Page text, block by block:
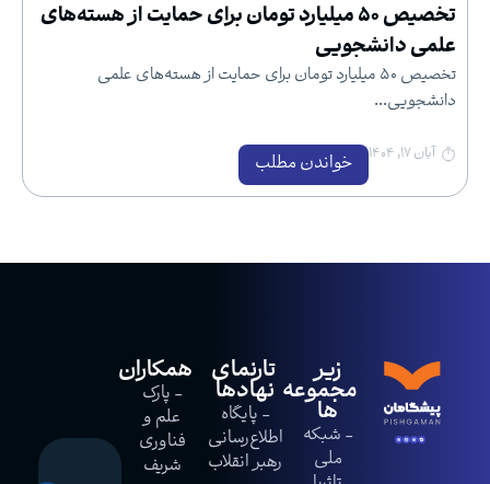
تخصیص ۵۰ میلیارد تومان برای حمایت از هسته‌های
علمی دانشجویی
تخصیص ۵۰ میلیارد تومان برای حمایت از هسته‌های علمی
دانشجویی...
آبان ۱۷, ۱۴۰۴ خواندن مطلب
مجموعه
- شبکه
تارنمای
نهادها
- پایگاه
اطلاع‌رسانی
رهبر انقلاب
همکاران
- پارک
علم و
فناوری
شریف